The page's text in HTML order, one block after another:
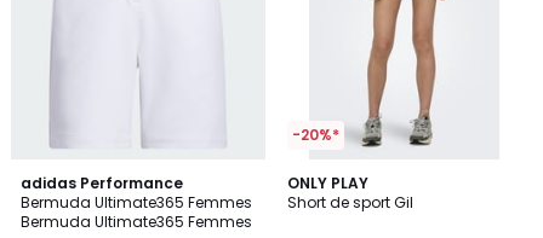
adidas Performance
Bermuda Ultimate365 Femmes
Bermuda Ultimate365 Femmes
4,8
/ 5
3
Couleurs
-20%*
ONLY PLAY
Short de sport Gil
5
/